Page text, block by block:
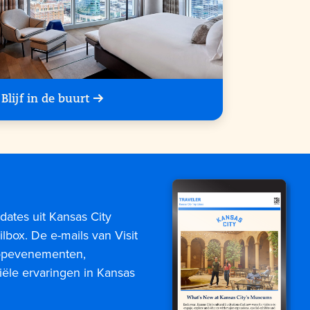
Blijf in de buurt
uit Kansas City
De e-mails van Visit
ervaringen in Kansas